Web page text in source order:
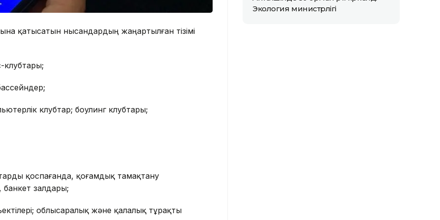
қатысатын нысандардың жаңартылған тізімі
клубтары;
клубтар; боулинг клубтары;
қоспағанда, қоғамдық тамақтану
банкет залдары;
облысаралық және қалалық тұрақты
Экология министрлігі